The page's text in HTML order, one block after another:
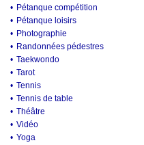
• Pétanque compétition
• Pétanque loisirs
• Photographie
• Randonnées pédestres
• Taekwondo
• Tarot
• Tennis
• Tennis de table
• Théâtre
• Vidéo
• Yoga